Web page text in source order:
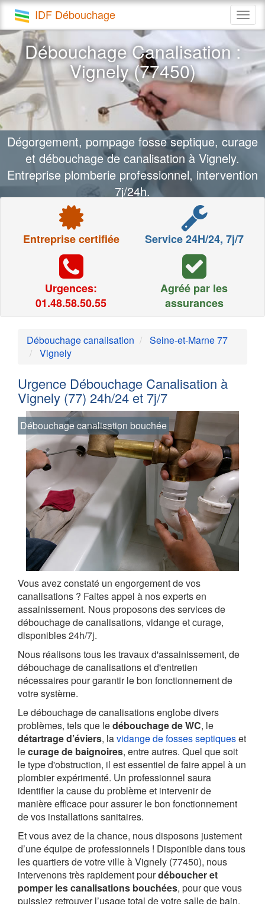
IDF Débouchage
Débouchage Canalisation :
Vignely (77450)
Dégorgement, pompage fosse septique, curage
et débouchage de canalisation à Vignely.
Entreprise plomberie professionnel, intervention
7j/24h.
Entreprise certifiée Service 24H/24, 7j/7
Urgences:
01.48.58.50.55
Agréé par les
assurances
Débouchage canalisation
Seine-et-Marne 77
Vignely
Urgence Débouchage Canalisation à
Vignely (77) 24h/24 et 7j/7
Débouchage canalisation bouchée
Vous avez constaté un engorgement de vos
canalisations ? Faites appel à nos experts en
assainissement. Nous proposons des services de
débouchage de canalisations, vidange et curage,
disponibles 24h/7j.
Nous réalisons tous les travaux d'assainissement, de
débouchage de canalisations et d'entretien
nécessaires pour garantir le bon fonctionnement de
votre système.
Le débouchage de canalisations englobe divers
problèmes, tels que ledébouchage de WC, le
détartrage d’éviers, lavidange de fosses septiqueset
lecurage de baignoires, entre autres. Quel que soit
le type d'obstruction, il est essentiel de faire appel à un
plombier expérimenté. Un professionnel saura
identifier la cause du problème et intervenir de
manière efficace pour assurer le bon fonctionnement
de vos installations sanitaires.
Et vous avez de la chance, nous disposons justement
d’une équipe de professionnels ! Disponible dans tous
les quartiers de votre ville à Vignely (77450), nous
intervenons très rapidement pourdéboucher et
pomper les canalisations bouchées, pour que vous
puissiez retrouver l’usage total de votre salle de bain,